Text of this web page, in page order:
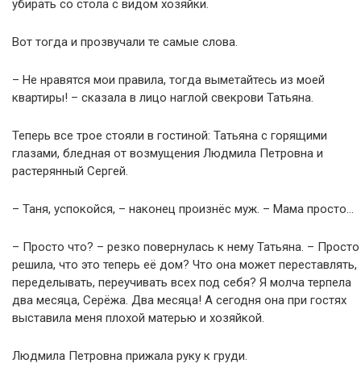
убирать со стола с видом хозяйки.
Вот тогда и прозвучали те самые слова.
– Не нравятся мои правила, тогда выметайтесь из моей
квартиры! – сказала в лицо наглой свекрови Татьяна.
Теперь все трое стояли в гостиной: Татьяна с горящими
глазами, бледная от возмущения Людмила Петровна и
растерянный Сергей.
– Таня, успокойся, – наконец произнёс муж. – Мама просто…
– Просто что? – резко повернулась к нему Татьяна. – Просто
решила, что это теперь её дом? Что она может переставлять,
переделывать, переучивать всех под себя? Я молча терпела
два месяца, Серёжа. Два месяца! А сегодня она при гостях
выставила меня плохой матерью и хозяйкой.
Людмила Петровна прижала руку к груди.